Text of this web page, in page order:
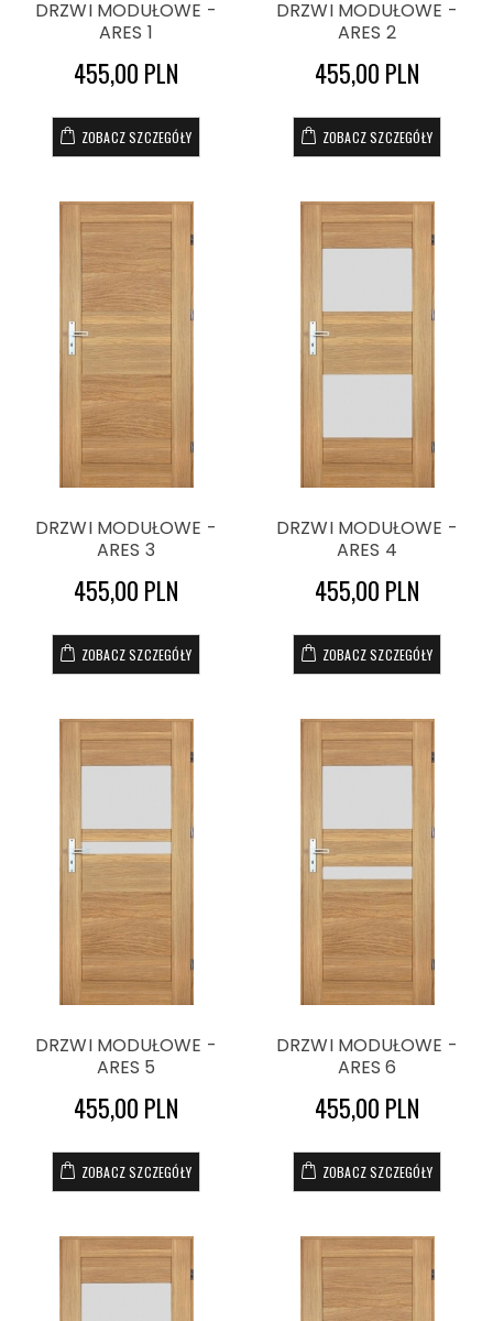
DRZWI MODUŁOWE -
ARES 1
455,00 PLN
ZOBACZ SZCZEGÓŁY
DRZWI MODUŁOWE -
ARES 2
455,00 PLN
ZOBACZ SZCZEGÓŁY
DRZWI MODUŁOWE -
ARES 3
455,00 PLN
ZOBACZ SZCZEGÓŁY
DRZWI MODUŁOWE -
ARES 4
455,00 PLN
ZOBACZ SZCZEGÓŁY
DRZWI MODUŁOWE -
ARES 5
455,00 PLN
ZOBACZ SZCZEGÓŁY
DRZWI MODUŁOWE -
ARES 6
455,00 PLN
ZOBACZ SZCZEGÓŁY